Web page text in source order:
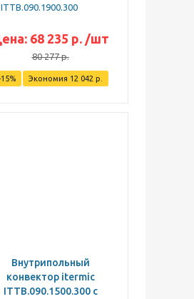
ITTB.090.1900.300
68 235 р. /шт
80 277р.
15% Экономия 12 042 р.
Внутрипольный
конвектор itermic
ITTB.090.1500.300 с